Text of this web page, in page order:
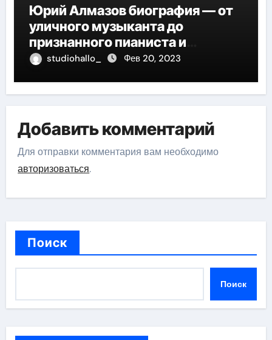
Юрий Алмазов биография — от
уличного музыканта до
признанного пианиста и
композитора
studiohallo_ Фев 20, 2023
Добавить комментарий
Для отправки комментария вам необходимо
авторизоваться.
Поиск
Поиск